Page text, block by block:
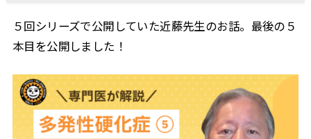
５回シリーズで公開していた近藤先生のお話。最後の５
本目を公開しました！